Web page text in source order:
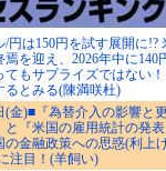
/円は150円を試す展開に!?
焉を迎え、2026年中に140
てもサプライズではない
るとみる(陳満咲杜)
(金)■『為替介入の影響と
と『米国の雇用統計の発
の金融政策への思惑(利上
注目！(羊飼い)